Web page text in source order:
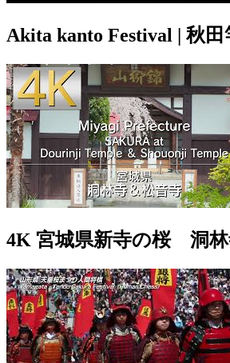
Akita kanto Festival | 秋田
4K 宮城県新寺の桜 洞林